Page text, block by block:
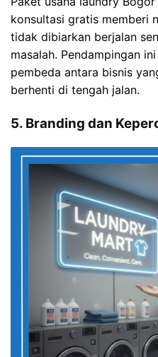
konsultasi gratis memberi
tidak dibiarkan berjalan
masalah. Pendampingan
pembeda antara bisnis
berhenti di tengah jalan.
5. Branding dan